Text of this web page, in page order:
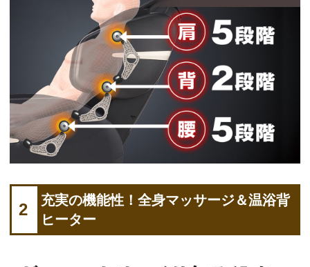
2
充実の機能性！全身マッサージ＆温浴背
ヒーター